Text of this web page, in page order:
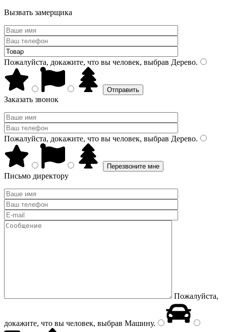
Вызвать замерщика
Пожалуйста, докажите, что вы человек, выбрав Дерево.
Заказать звонок
Пожалуйста, докажите, что вы человек, выбрав Дерево.
Письмо директору
Пожалуйста,
докажите, что вы человек, выбрав Машину.